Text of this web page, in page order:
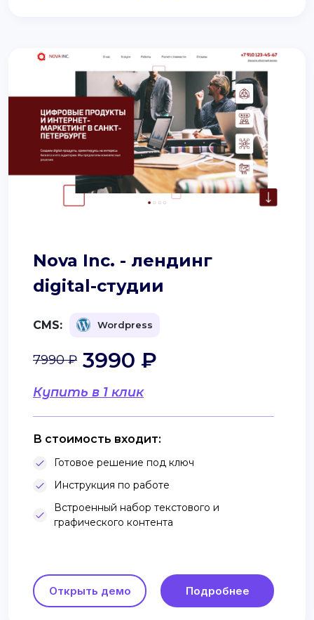
Nova Inc. - лендинг
digital-студии
CMS: Wordpress
Купить в 1 клик
7990 ₽ 3990 ₽
В стоимость входит:
Готовое решение под ключ
Инструкция по работе
Встроенный набор текстового и
графического контента
Открыть демо Подробнее